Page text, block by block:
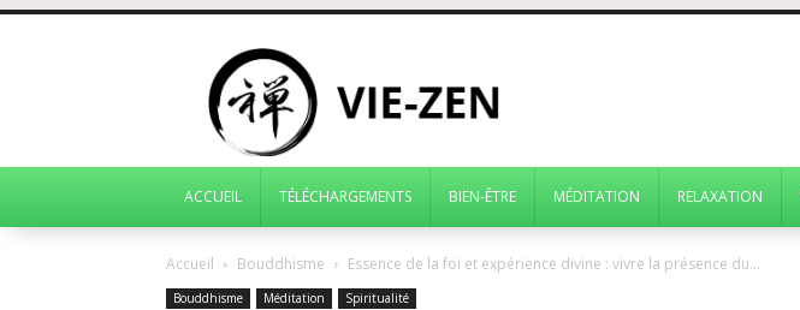
ACCUEIL TÉLÉCHARGEMENTS BIEN-ÊTRE MÉDITATION RELAXATION
Accueil Bouddhisme Essence de la foi et expérience divine : vivre la présence du...
Bouddhisme Méditation Spiritualité